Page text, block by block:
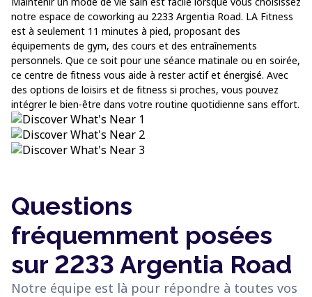
notre espace de coworking au 2233 Argentia Road. LA Fitness
est à seulement 11 minutes à pied, proposant des
équipements de gym, des cours et des entraînements
personnels. Que ce soit pour une séance matinale ou en soirée,
ce centre de fitness vous aide à rester actif et énergisé. Avec
des options de loisirs et de fitness si proches, vous pouvez
intégrer le bien-être dans votre routine quotidienne sans effort.
Questions
fréquemment posées
sur 2233 Argentia Road
Notre équipe est là pour répondre à toutes vos